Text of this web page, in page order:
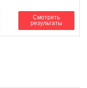
Смотреть
результаты